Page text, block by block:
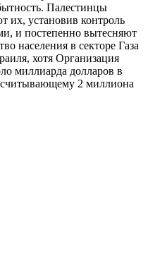
Палестинцы
их, установив контроль
и постепенно вытесняют
населения в секторе Газа
хотя Организация
миллиарда долларов в
2 миллиона